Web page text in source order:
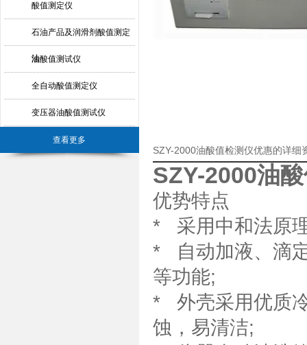
酸值测定仪
石油产品及润滑剂酸值测定
法
油酸值测试仪
全自动酸值测定仪
变压器油酸值测试仪
查看更多
SZY-2000油酸值检测仪优惠的详细
SZY-2000油
优势特点
* 采用中和法原
* 自动加液、滴
等功能;
* 外壳采用优质
蚀，易清洁;